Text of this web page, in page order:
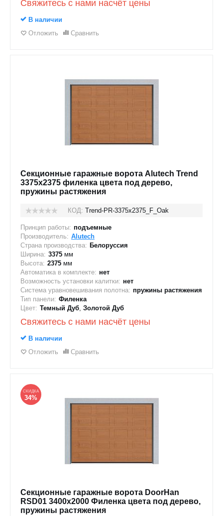
Свяжитесь с нами насчёт цены
В наличии
Отложить
Сравнить
Секционные гаражные ворота Alutech Trend
3375x2375 филенка цвета под дерево,
пружины растяжения
КОД: Trend-PR-3375х2375_F_Oak
Принцип работы: подъемные
Производитель: Alutech
Страна производства: Белоруссия
Ширина: 3375 мм
Высота: 2375 мм
Автоматика в комплекте: нет
Возможность установки калитки: нет
Система уравновешивания полотна: пружины растяжения
Тип панели: Филенка
Цвет: Темный Дуб, Золотой Дуб
Свяжитесь с нами насчёт цены
В наличии
Отложить
Сравнить
СКИДКА
34%
Секционные гаражные ворота DoorHan
RSD01 3400x2000 Филенка цвета под дерево,
пружины растяжения